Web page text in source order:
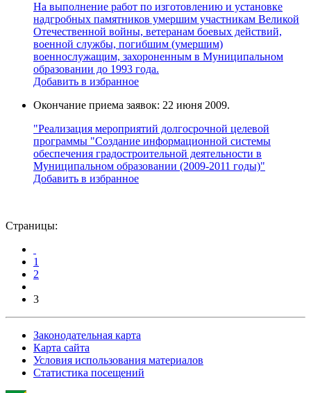
На выполнение работ по изготовлению и установке
надгробных памятников умершим участникам Великой
Отечественной войны, ветеранам боевых действий,
военной службы, погибшим (умершим)
военнослужащим, захороненным в Муниципальном
образовании до 1993 года.
Добавить в избранное
Окончание приема заявок: 22 июня 2009.
"Реализация мероприятий долгосрочной целевой
программы "Создание информационной системы
обеспечения градостроительной деятельности в
Муниципальном образовании (2009-2011 годы)"
Добавить в избранное
Страницы:
1
2
3
Законодательная карта
Карта сайта
Условия использования материалов
Статистика посещений